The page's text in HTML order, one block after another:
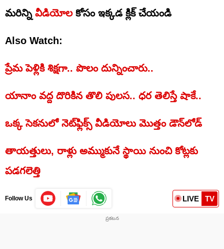
మరిన్ని వీడియోలకోసం ఇక్కడ క్లిక్ చేయండి
Also Watch:
ప్రేమ పెళ్లికి శిక్షగా.. పొలం దున్నించారు..
యానాం వద్ద దొరికిన తొలి పులస.. ధర తెలిస్తే షాకే..
ఒక్క సెక‌నులో నెట్‌ఫ్లిక్స్ వీడియోలు మొత్తం డౌన్‌లోడ్
తాయత్తులు, రాళ్లు అమ్ముకునే స్థాయి నుంచి కోట్లకు
పడగలెత్తి
Follow Us LIVE TV